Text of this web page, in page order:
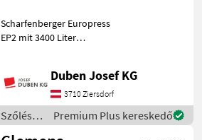
Scharfenberger Europress
EP2 mit 3400 Liter
Displaysteuerung mit
Touchscreen und 10-Zoll-
Monitor seitlich,
Funkfernbedienung, pneu
Duben Josef KG
3710 Ziersdorf
Szőlészeti
gépek /
Premium Plus kereskedő